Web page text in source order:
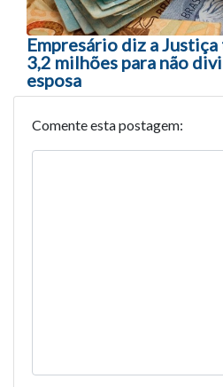
Empresário diz a
3,2 milhões para não
esposa
Comente esta postagem: